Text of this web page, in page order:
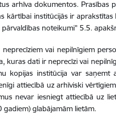
arhīva dokumentos. Prasības
kārtībai institūcijās ir
noteikumi" 5.5.
vai nepilnīgiem
kuras dati ir neprecīzi vai
kopijas institūcija var
attiecībā uz arhīviski
nevar iesniegt attiecībā uz
gadiem) glabājamām lietām.